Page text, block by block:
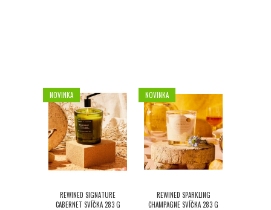
NOVINKA
REWINED SIGNATURE
CABERNET SVÍČKA 283 G
NOVINKA
REWINED SPARKLING
CHAMPAGNE SVÍČKA 283 G